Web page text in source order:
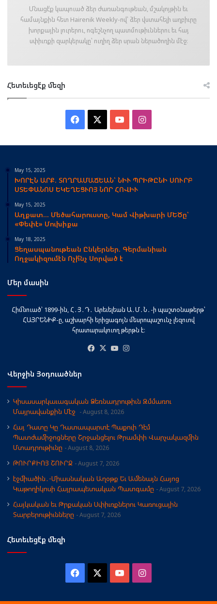
Մնացէ՛ք կապուած ձեր ժառանգութեան, մշակոյթին եւ
համայնքին հետ Hairenik Weekly-ով՝ ձեր վստահելի աղբիւրը
խորքային լուրերու, ոգեշնչող պատմութիւններու եւ հայ
սփիւռքի զարկերակը՝ ուղիղ ձեր սրան ներածողին մէջ։
Հետեւեցէ՛ք մեզի
Facebook YouTubeInstagram
May 15, 2025
ԽՈՐԷՆ ԱՐՔ. ՏՈՂՐԱՄԱՃԵԱՆ՝ ՆԻՒ ՊՐԻԹԸՆԻ ՍՈՒՐԲ
ՍՏԵՓԱՆՈՍ ԵԿԵՂԵՑՒՈՅ ՆՈՐ ՀՈՎԻՒ
May 15, 2025
Աղքատ… Մեծահարուստը, Կամ Վիթխարի ՄԵԾը՝
«Փեփէ» Մուխիքա
May 18, 2025
Ցեղասպանութեան Ընկերներ. Գերմանիան
Ողջակիզումէն Ոչի՞նչ Սորված է
Մեր մասին
Հիմնուած՝ 1899-ին, Հ․Յ․Դ․ Արեւելեան Ա․Մ․Ն․-ի պաշտօնաթերթ՝
ՀԱՅՐԵՆԻՔ-ը, աշխարհի երիցագոյն մեսրոպաշունչ լեզուով
հրատարակուող թերթն է։
Facebook
X YouTube
Վերջին Յօդուածներ
Կիսասարկաւագական Ձեռնադրութիւն Զմմառու
Մայրավանքին Մէջ
August 8, 2026
Հայ Դատը Կը Դատապարտէ Պաքուի Դէմ
Պատժամիջոցները Շրջանցելու Թրամփի Վարչակազմին
Մտադրութիւնը
August 8, 2026
ԹՈՒՐՔԻՈՅ ՇՈՒՐՋ August 7, 2026
էջմիածին․-Միասնական Աղօթք Եւ Ամենայն Հայոց
Կաթողիկոսի Հայրապետական Պատգամը
August 7, 2026
Հայկական եւ Թրքական Սփիւռքներու Կառուցային
Տարբերութիւնները
August 7, 2026
Հետեւեցէ՛ք մեզի
Facebook YouTubeInstagram